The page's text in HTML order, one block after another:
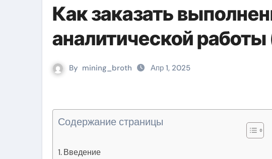
Как заказать
аналитической
By mining_broth Апр 1, 2025
Содержание страницы
Введение